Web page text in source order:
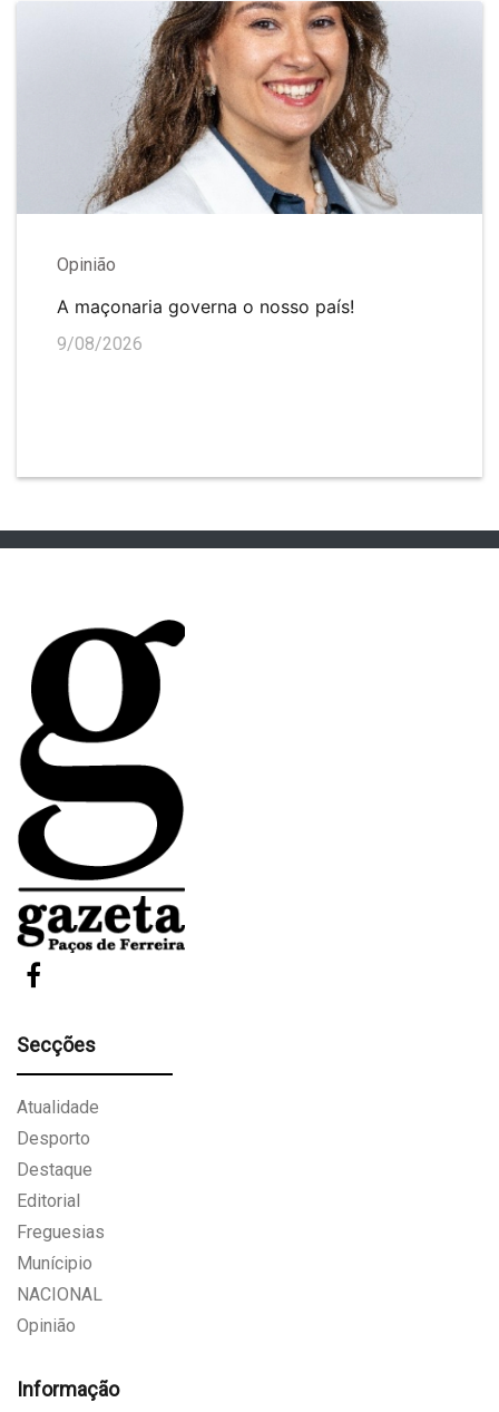
Opinião
A maçonaria governa o nosso país!
9/08/2026
Secções
Atualidade
Desporto
Destaque
Editorial
Freguesias
Munícipio
NACIONAL
Opinião
Informação